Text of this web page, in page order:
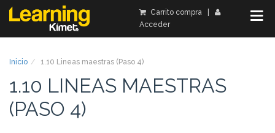
Carrito compra|
Acceder
Inicio 1.10 Lineas maestras (Paso 4)
1.10 LINEAS MAESTRAS
(PASO 4)